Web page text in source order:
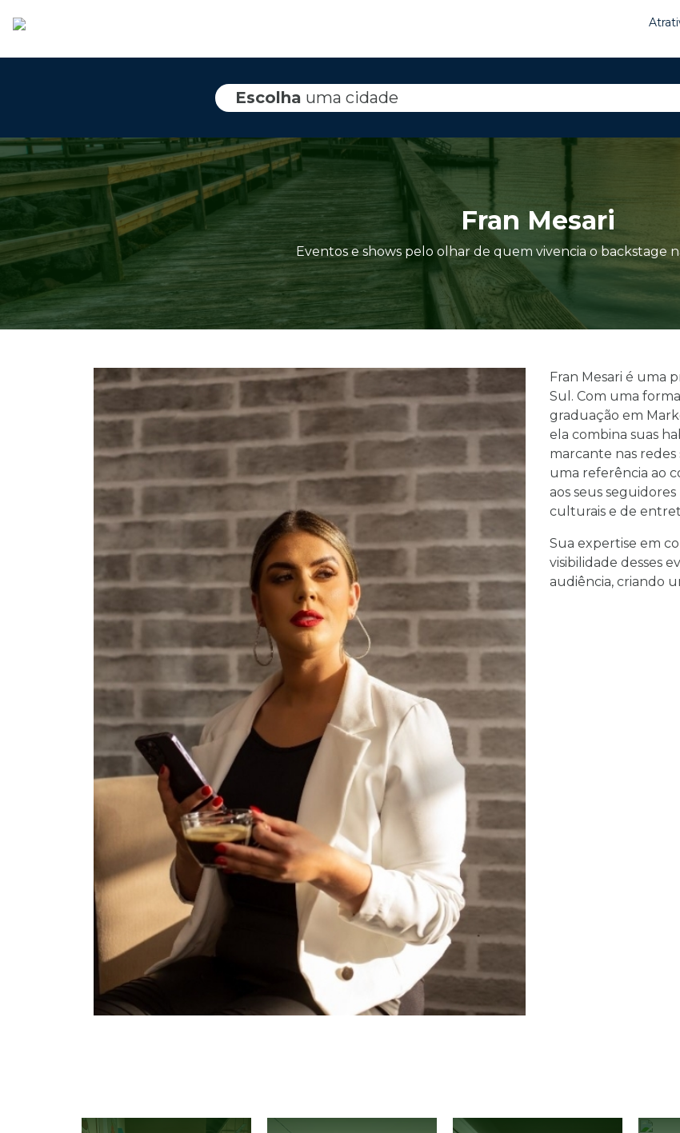
Escolha uma cidade
Fran Mesari
Eventos e shows pelo olhar de quem vivencia o backstage
Fran Mesari é uma
Sul. Com uma
graduação em
ela combina suas
marcante nas redes
uma referência ao
aos seus
culturais e de
Sua expertise em
visibilidade desses
audiência, criando